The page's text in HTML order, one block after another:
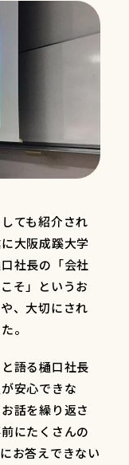
ても紹介され
大阪成蹊大学
社長の「会社
そ」というお
、大切にされ
。
語る樋口社長
安心できな
話を繰り返さ
にたくさんの
お答えできない